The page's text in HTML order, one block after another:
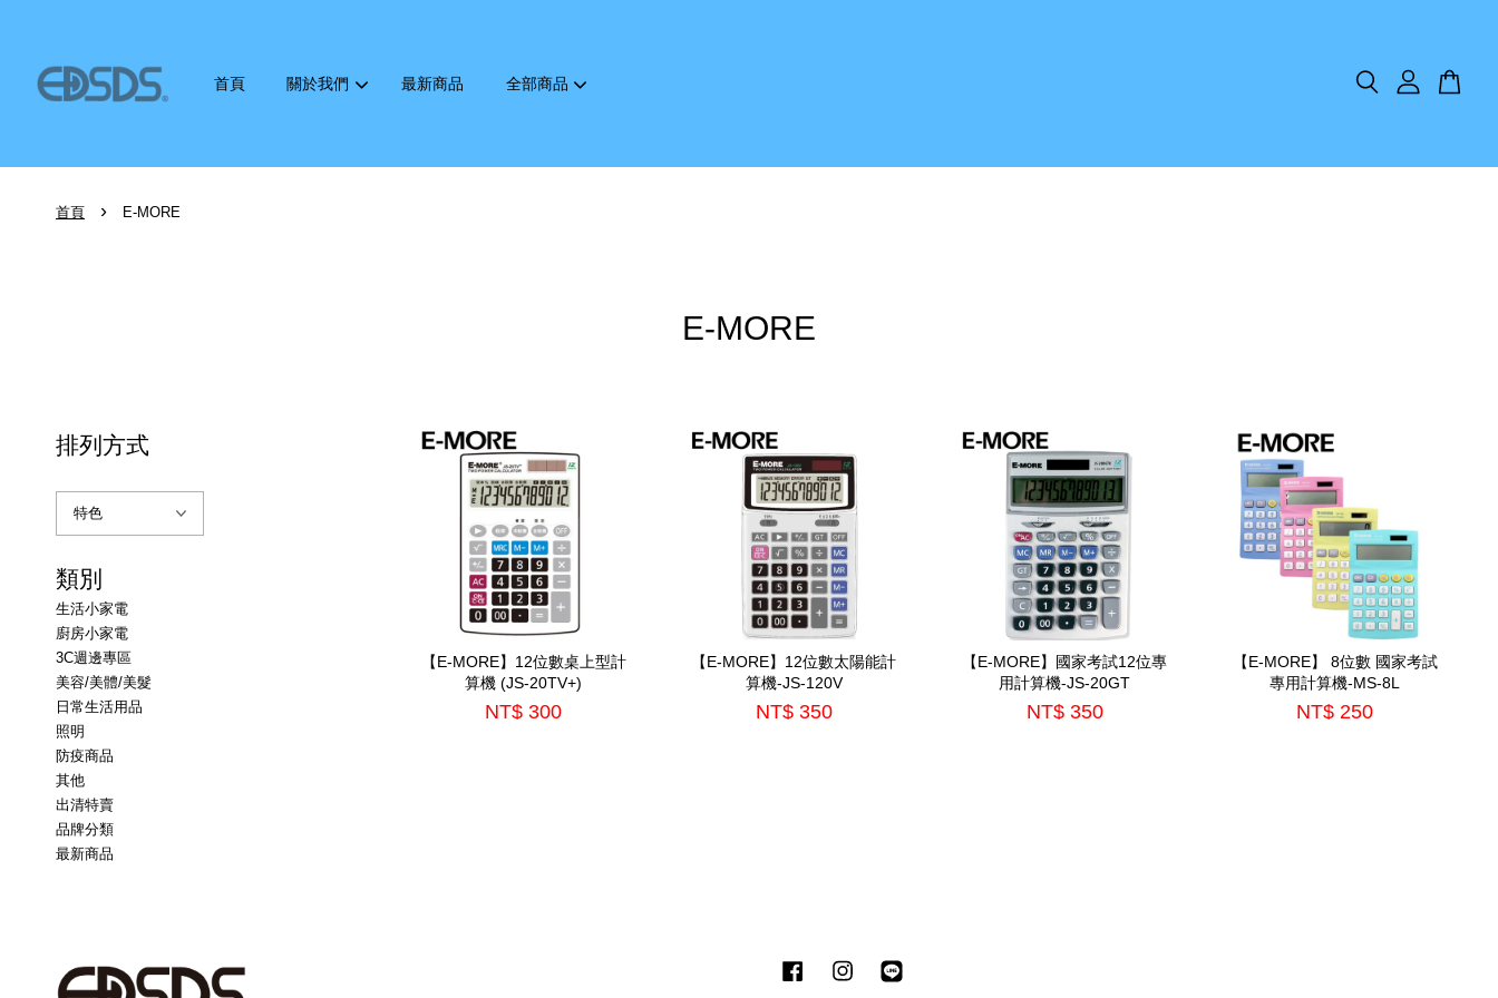
首頁 關於我們 最新商品 全部商品
首頁 › E-MORE
E-MORE
排列方式
類別
生活小家電
廚房小家電
3C週邊專區
美容/美體/美髮
日常生活用品
照明
防疫商品
其他
出清特賣
品牌分類
最新商品
【E-MORE】12位數桌上型計
算機 (JS-20TV+)
NT$ 300
【E-MORE】12位數太陽能計
算機-JS-120V
NT$ 350
【E-MORE】國家考試12位專
用計算機-JS-20GT
NT$ 350
【E-MORE】 8位數 國家考試
專用計算機-MS-8L
NT$ 250
Facebook Instagram